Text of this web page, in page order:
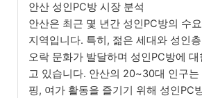
안산 성인PC방 시장 분석
안산은 최근 몇 년간 성인PC방의 수
지역입니다. 특히, 젊은 세대와 성인
오락 문화가 발달하며 성인PC방에 대
고 있습니다. 안산의 20~30대 인구는
핑, 여가 활동을 즐기기 위해 성인PC